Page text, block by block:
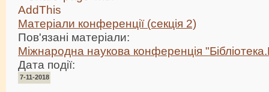
Матеріали конференції (секція 2)
Пов'язані матеріали:
Міжнародна наукова конференція
Дата події:
7-11-2018